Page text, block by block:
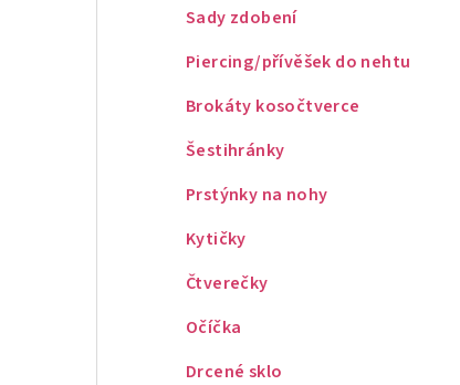
Sady zdobení
Piercing/přívěšek do nehtu
Brokáty kosočtverce
Šestihránky
Prstýnky na nohy
Kytičky
Čtverečky
Očíčka
Drcené sklo